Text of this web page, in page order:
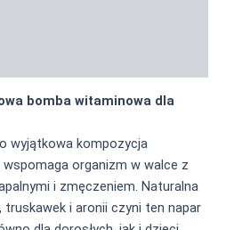
bomba witaminowa dla
wyjątkowa kompozycja
organizm w walce z
i zmęczeniem. Naturalna
truskawek i aronii czyni ten napar